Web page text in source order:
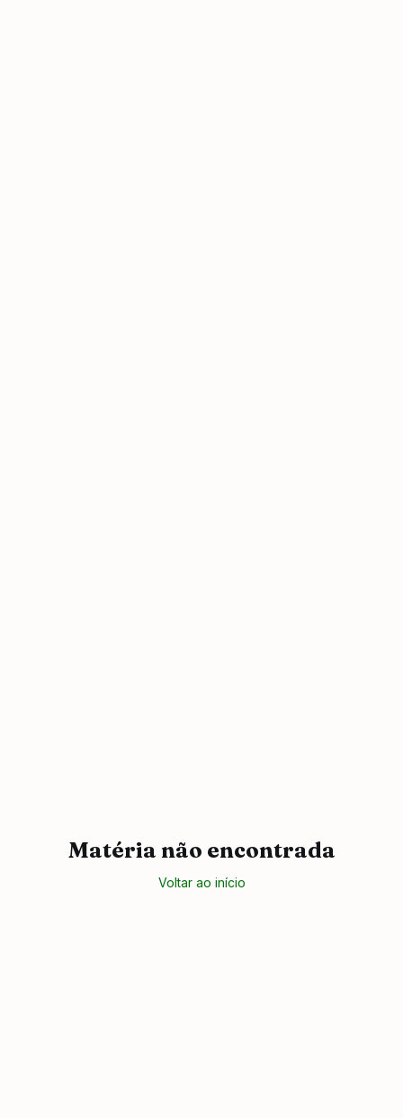
Matéria não encontrada
Voltar ao início